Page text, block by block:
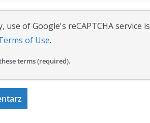
use of Google's reCAPTCHA service
of Use.
terms (required).